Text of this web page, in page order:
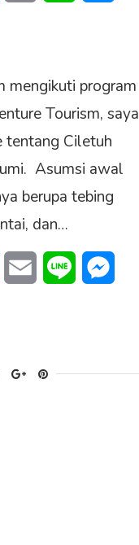
mengikuti program
Tourism, saya
tentang Ciletuh
Asumsi awal
berupa tebing
dan…
PinterestEmail Line